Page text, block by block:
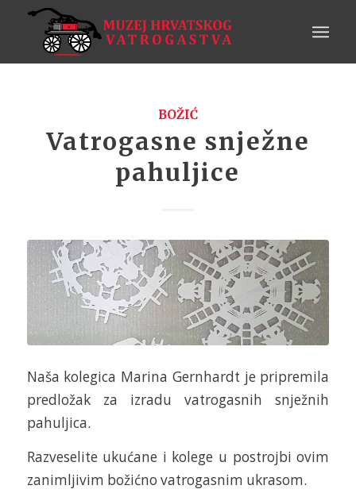
BOŽIĆ
Vatrogasne snježne
pahuljice
Naša kolegica Marina Gernhardt je pripremila
predložak za izradu vatrogasnih snježnih
pahuljica.
Razveselite ukućane i kolege u postrojbi ovim
zanimljivim božićno vatrogasnim ukrasom.